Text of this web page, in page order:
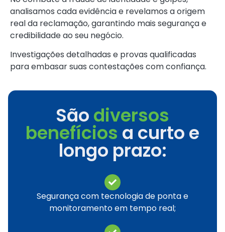
analisamos cada evidência e revelamos a origem
real da reclamação, garantindo mais segurança e
credibilidade ao seu negócio.
Investigações detalhadas e provas qualificadas
para embasar suas contestações com confiança.
São diversos
benefícios a curto e
longo prazo:
Segurança com tecnologia de ponta e
monitoramento em tempo real;